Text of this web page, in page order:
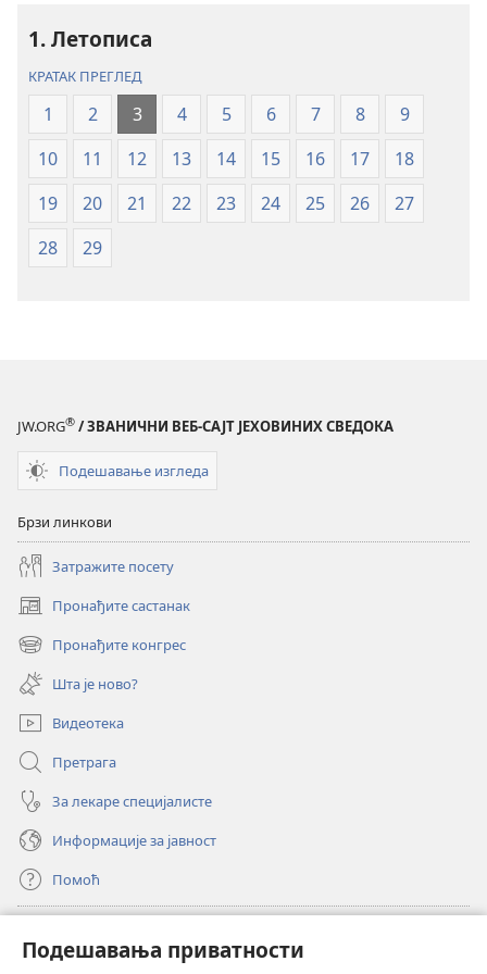
Подешавања приватности
(ревидирано
издање
2019)
(ревидирано
издање
2019)
1. Летописа
КРАТАК ПРЕГЛЕД
1 2 3 4 5 6 7 8
9
10
11 12 13 14 15 16 17
18
19
20 21 22 23 24 25 26
27
28
29
JW.ORG® / ЗВАНИЧНИ ВЕБ-САЈТ ЈЕХОВИНИХ СВЕДОКА
Подешавање изгледа
Брзи линкови
Затражите посету
Пронађите састанак
(отвара
нови
прозор)
Пронађите конгрес
(отвара
нови
прозор)
Шта је ново?
Видеотека
Претрага
За лекаре специјалисте
Информације за јавност
Помоћ
(отвара
нови